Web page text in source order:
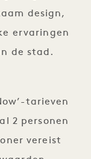
design,
ervaringen
de stad.
tarieven
2 personen
vereist